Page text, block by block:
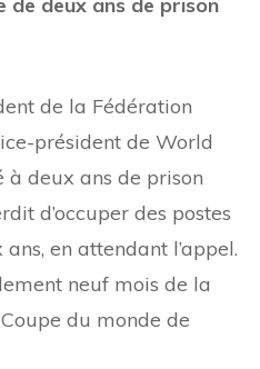
de la Fédération
président de World
à deux ans de prison
d’occuper des postes
en attendant l’appel.
neuf mois de la
du monde de